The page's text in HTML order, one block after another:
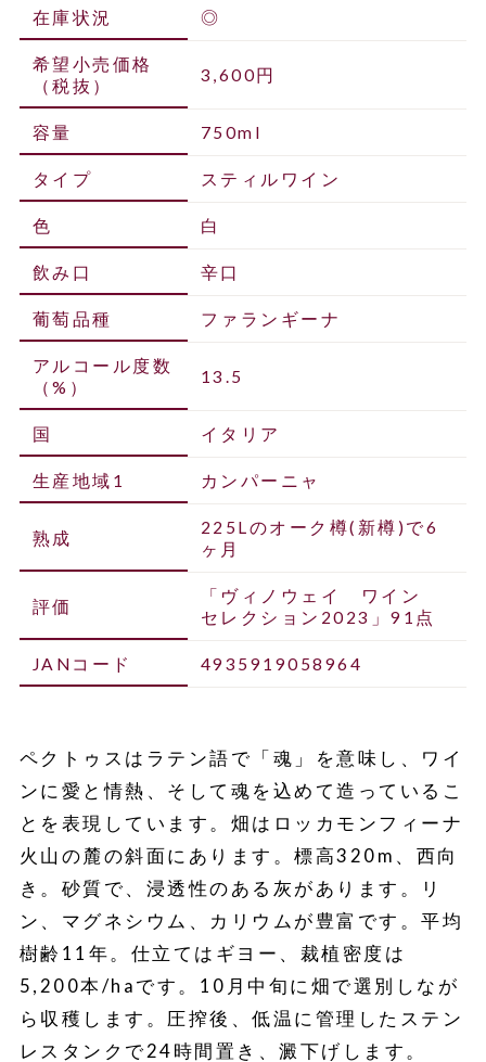
在庫状況 ◎
希望小売価格
（税抜）
3,600円
容量 750ml
タイプ スティルワイン
色 白
飲み口 辛口
葡萄品種 ファランギーナ
アルコール度数
（%）
13.5
国 イタリア
生産地域1 カンパーニャ
熟成
225Lのオーク樽(新樽)で6
ヶ月
評価
「ヴィノウェイ ワイン
セレクション2023」91点
JANコード 4935919058964
ペクトゥスはラテン語で「魂」を意味し、ワイ
ンに愛と情熱、そして魂を込めて造っているこ
とを表現しています。畑はロッカモンフィーナ
火山の麓の斜面にあります。標高320m、西向
き。砂質で、浸透性のある灰があります。リ
ン、マグネシウム、カリウムが豊富です。平均
樹齢11年。仕立てはギヨー、裁植密度は
5,200本/haです。10月中旬に畑で選別しなが
ら収穫します。圧搾後、低温に管理したステン
レスタンクで24時間置き、澱下げします。